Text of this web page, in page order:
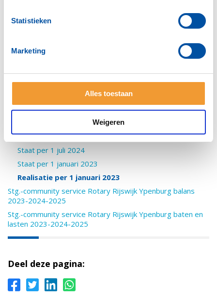
Statistieken
Marketing
Alles toestaan
Weigeren
beleidsplan verantwoording stichting community service
Archief
Stichting Community Service (ANBI)
Staat per 1 januari 2022
Realisatie per 1 juli 2024
Realisatie per 1 januari 2022
Staat per 1 juli 2024
Staat per 1 januari 2023
Realisatie per 1 januari 2023
Stg.-community service Rotary Rijswijk Ypenburg balans
2023-2024-2025
Stg.-community service Rotary Rijswijk Ypenburg baten en
lasten 2023-2024-2025
Deel deze pagina: